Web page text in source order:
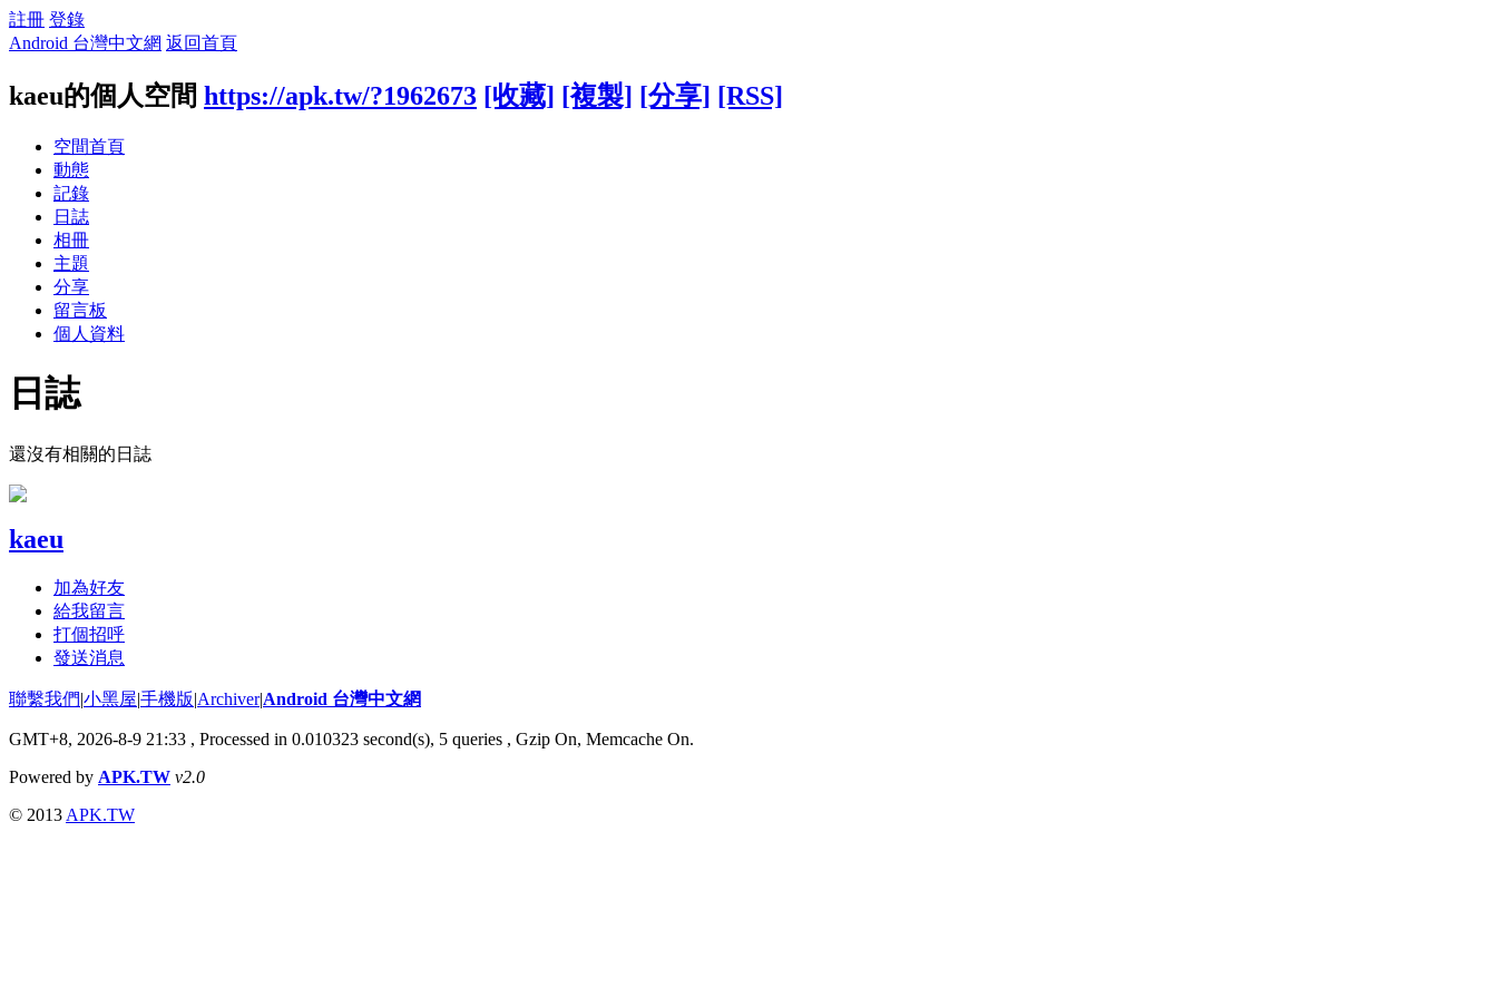
註冊 登錄
Android 台灣中文網 返回首頁
kaeu的個人空間 https://apk.tw/?1962673 [收藏] [複製] [分享] [RSS]
空間首頁
動態
記錄
日誌
相冊
主題
分享
留言板
個人資料
日誌
還沒有相關的日誌
kaeu
加為好友
給我留言
打個招呼
發送消息
聯繫我們|小黑屋|手機版|Archiver|Android 台灣中文網
GMT+8, 2026-8-9 21:33 , Processed in 0.010323 second(s), 5 queries , Gzip On, Memcache On.
Powered by APK.TW v2.0
© 2013 APK.TW